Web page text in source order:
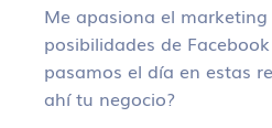
Me apasiona el
posibilidades de
pasamos el día en estas
ahí tu negocio?